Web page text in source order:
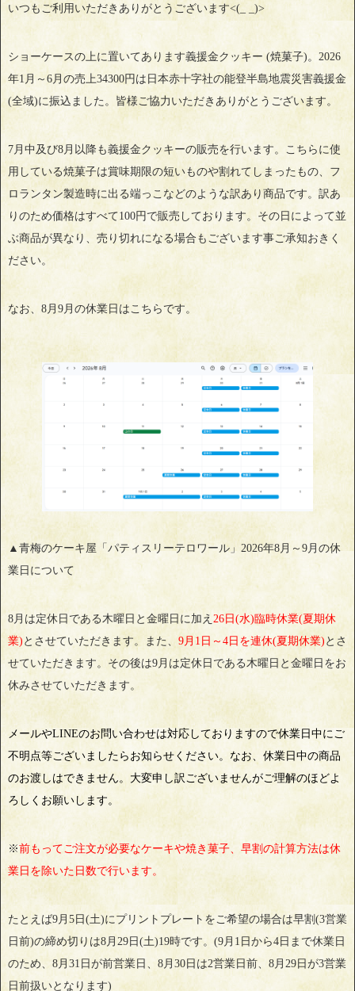
いつもご利用いただきありがとうございます<(_ _)>
ショーケースの上に置いてあります義援金クッキー (焼菓子)。2026
年1月～6月の売上34300円は日本赤十字社の能登半島地震災害義援金
(全域)に振込ました。皆様ご協力いただきありがとうございます。
7月中及び8月以降も義援金クッキーの販売を行います。こちらに使
用している焼菓子は賞味期限の短いものや割れてしまったもの、フ
ロランタン製造時に出る端っこなどのような訳あり商品です。訳あ
りのため価格はすべて100円で販売しております。その日によって並
ぶ商品が異なり、売り切れになる場合もございます事ご承知おきく
ださい。
なお、8月9月の休業日はこちらです。
▲青梅のケーキ屋「パティスリーテロワール」2026年8月～9月の休
業日について
8月は定休日である木曜日と金曜日に加え 26日(水)臨時休業(夏期休
業) とさせていただきます。また、 9月1日～4日を連休(夏期休業) とさ
せていただきます。その後は9月は定休日である木曜日と金曜日をお
休みさせていただきます。
メールやLINEのお問い合わせは対応しておりますので休業日中にご
不明点等ございましたらお知らせください。なお、休業日中の商品
のお渡しはできません。大変申し訳ございませんがご理解のほどよ
ろしくお願いします。
※前もってご注文が必要なケーキや焼き菓子、早割の計算方法は休
業日を除いた日数で行います。
たとえば9月5日(土)にプリントプレートをご希望の場合は早割(3営業
日前)の締め切りは8月29日(土)19時です。(9月1日から4日まで休業日
のため、8月31日が前営業日、8月30日は2営業日前、8月29日が3営業
日前扱いとなります)